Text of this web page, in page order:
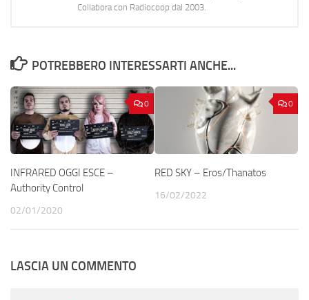
Collabora con Radiocoop dal 2003.
POTREBBERO INTERESSARTI ANCHE...
0
INFRARED OGGI ESCE –
Authority Control
02/01/2020
0
RED SKY – Eros/Thanatos
16/02/2022
LASCIA UN COMMENTO